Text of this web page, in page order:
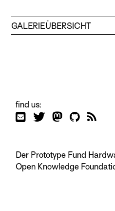
GALERIEÜBERSICHT
find us:
Der Prototype Fund
Open Knowledge